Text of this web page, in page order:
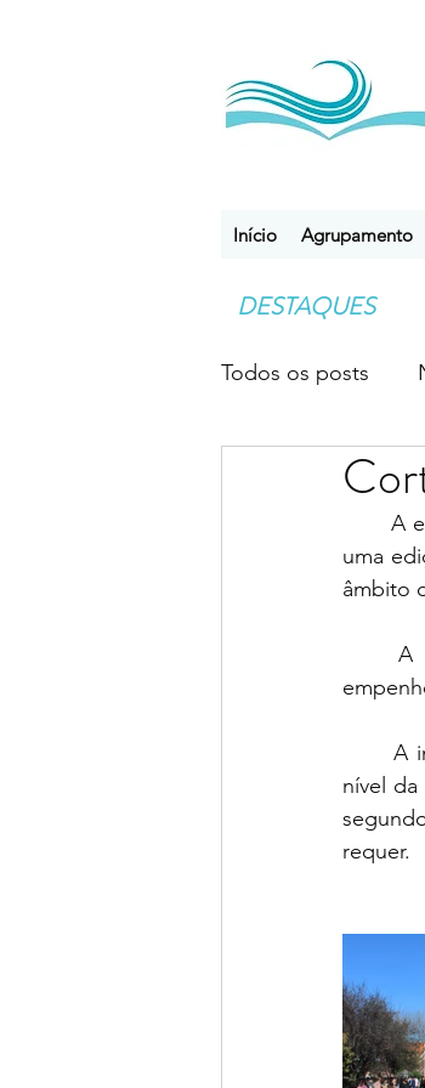
Início Agrupamento
DESTAQUES
Todos os posts
Desporto
	A equipa do Desporto Escolar da Escola Básica Professor Óscar Lopes promoveu mais
uma
âmbito
	A atividade contou com a participação de 115 alunos que mostraram bastante
	A iniciativa pretendeu sensibilizar os alunos para os benefícios de uma vida ativa, ao
nível
requer.